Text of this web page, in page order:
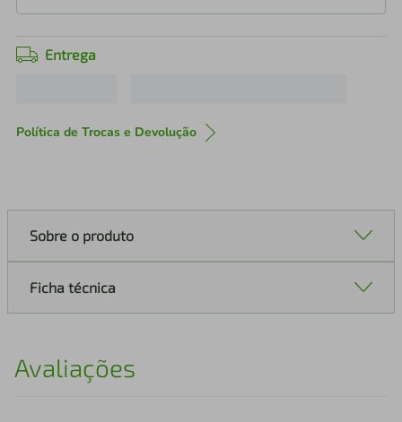
Entrega
Política de Trocas e Devolução
Sobre o produto
Ficha técnica
Avaliações